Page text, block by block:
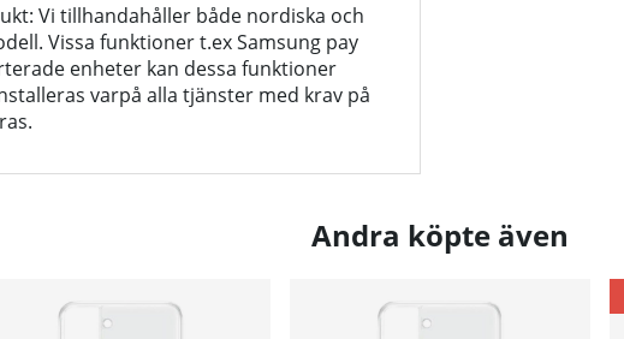
Vi tillhandahåller både nordiska och
Vissa funktioner t.ex Samsung pay
enheter kan dessa funktioner
varpå alla tjänster med krav på
Andra köpte även